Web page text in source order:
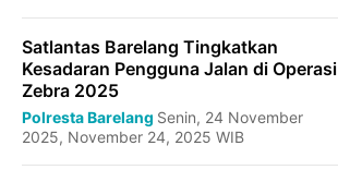
Satlantas Barelang Tingkatkan
Kesadaran Pengguna Jalan di Operasi
Zebra 2025
Polresta Barelang Senin, 24 November
2025, November 24, 2025 WIB